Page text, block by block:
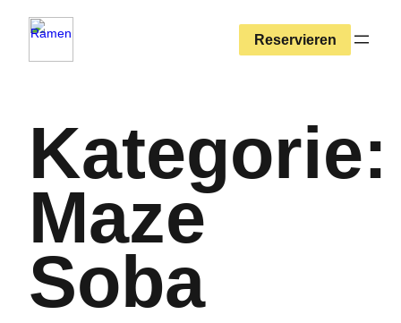
Zum
Inhalt
Reservieren
Kategorie:
Maze
Soba